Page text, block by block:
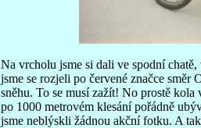
Na vrcholu jsme si dali ve spodní
jsme se rozjeli po červené značce směr
sněhu. To se musí zažít! No prostě
po 1000 metrovém klesání pořádně
jsme neblýskli žádnou akční fotku. A